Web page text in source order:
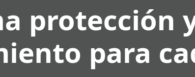
protección
para